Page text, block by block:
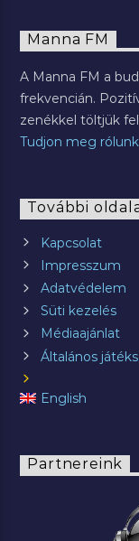
Manna FM
A Manna FM a
frekvencián.
zenékkel töltjük
Tudjon meg
További
Kapcsolat
Impresszum
Adatvédelem
Süti kezelés
Médiaajánlat
Általános
English
Partnereink